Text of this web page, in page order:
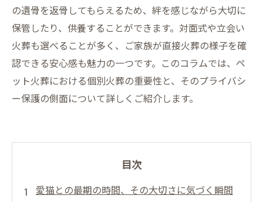
の遺骨を返骨してもらえるため、絆を感じながら大切に
保管したり、供養することができます。対面式や立会い
火葬も選べることが多く、ご家族が直接火葬の様子を確
認できる安心感も魅力の一つです。このコラムでは、ペ
ット火葬における個別火葬の重要性と、そのプライバシ
ー保護の側面について詳しくご紹介します。
目次
愛猫との最期の時間、その大切さに気づく瞬間